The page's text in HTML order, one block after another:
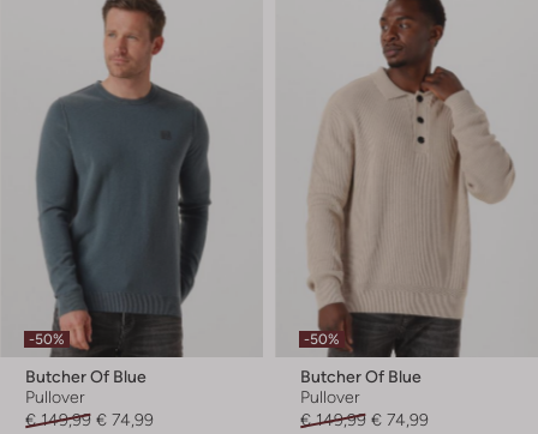
-50%
Butcher Of Blue
Pullover
€ 149,99 € 74,99
-50%
Butcher Of Blue
Pullover
€ 149,99 € 74,99